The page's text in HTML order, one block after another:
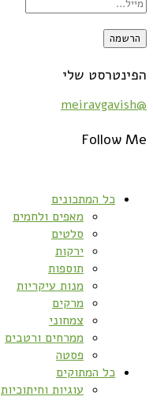
הפינטרסט שלי
@meiravgavish
Follow Me
כל המתכונים
מאפים ולחמים
סלטים
ירקות
תוספות
מנות עיקריות
מרקים
צמחוני
ממרחים ורטבים
פסטה
כל המתוקים
עוגיות וחיתוכיות